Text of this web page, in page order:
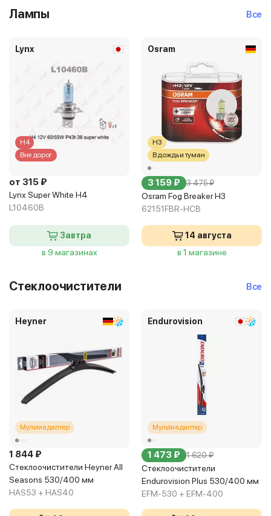
Лампы Все
Lynx
H4
Вне дорог
от 315 ₽
Lynx Super White H4
L10460B
Завтра
в 9 магазинах
Osram
H3
В дождь и туман
3 159 ₽ 3 475 ₽
Osram Fog Breaker H3
62151FBR-HCB
14 августа
в 1 магазине
Стеклоочистители Все
Heyner
Мультиадаптер
1 844 ₽
Стеклоочистители Heyner All
Seasons 530/400 мм
HAS53 + HAS40
Endurovision
Мультиадаптер
1 473 ₽ 1 620 ₽
Стеклоочистители
Endurovision Plus 530/400 мм
EFM-530 + EFM-400